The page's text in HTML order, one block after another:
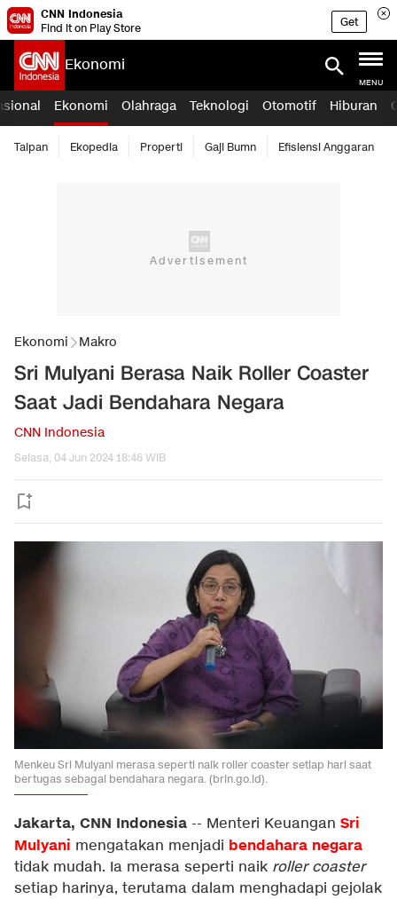
CNN Indonesia
Find it on Play Store
Get
Ekonomi
MENU
Ekonomi Olahraga Teknologi Otomotif Hiburan
Taipan Ekopedia Properti Gaji Bumn Efisiensi Anggaran
Ekonomi Makro
Sri Mulyani Berasa Naik Roller Coaster
Saat Jadi Bendahara Negara
CNN Indonesia
Selasa, 04 Jun 2024 18:46 WIB
Menkeu Sri Mulyani merasa seperti naik roller coaster setiap hari saat
bertugas sebagai bendahara negara. (brin.go.id).
Jakarta, CNN Indonesia -- Menteri Keuangan Sri
Mulyani mengatakan menjadi bendahara negara
tidak mudah. Ia merasa seperti naik roller coaster
setiap harinya, terutama dalam menghadapi gejolak